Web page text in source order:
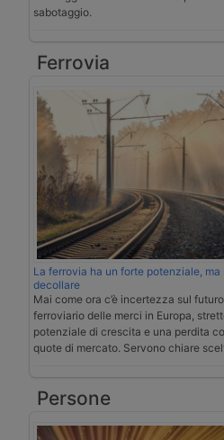
sabotaggio.
Ferrovia
La ferrovia ha un forte potenziale, ma
decollare
Mai come ora c’è incertezza sul
ferroviario delle merci in Europa,
potenziale di crescita e una perdita
quote di mercato. Servono chiare
Persone